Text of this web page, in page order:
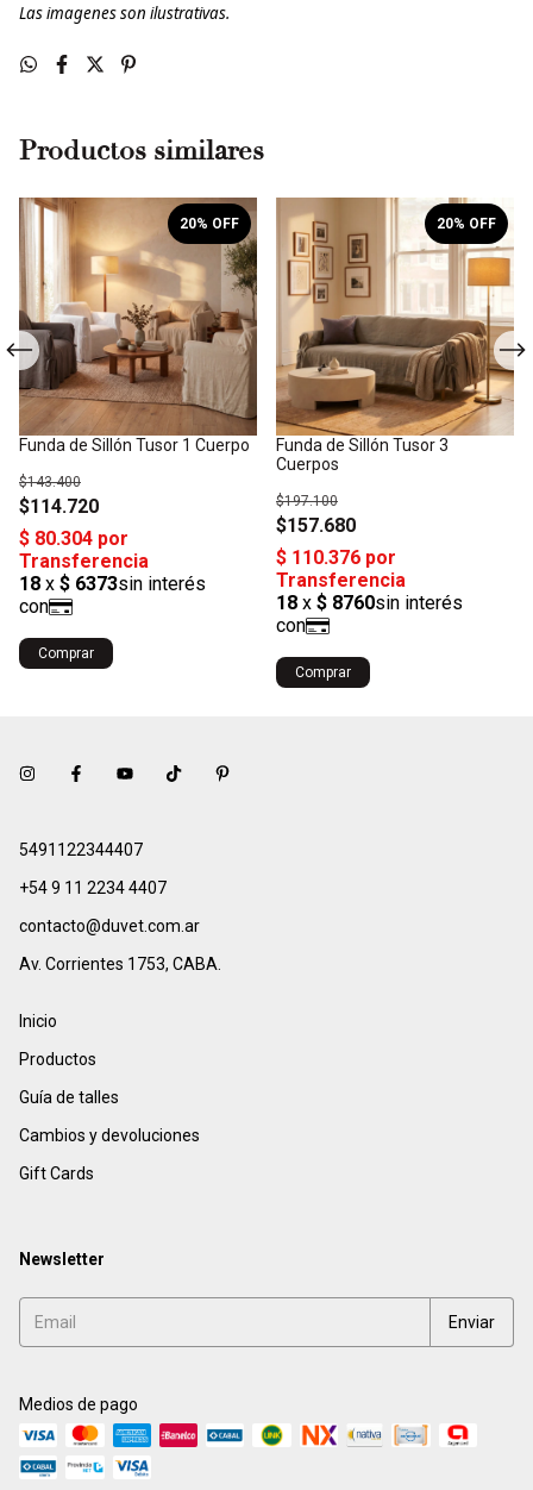
Las imagenes son ilustrativas.
Productos similares
Funda de Sillón Tusor 1 Cuerpo
$114.720
$143.400
20% OFF
Comprar
Funda de Sillón Tusor 3
Cuerpos
$157.680
$197.100
20% OFF
Comprar
5491122344407
+54 9 11 2234 4407
contacto@duvet.com.ar
Av. Corrientes 1753, CABA.
Inicio
Productos
Guía de talles
Cambios y devoluciones
Gift Cards
Newsletter
Medios de pago